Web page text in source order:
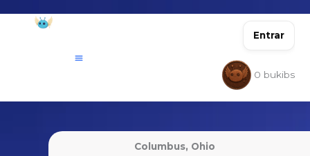
Entrar
0 bukibs
Columbus, Ohio